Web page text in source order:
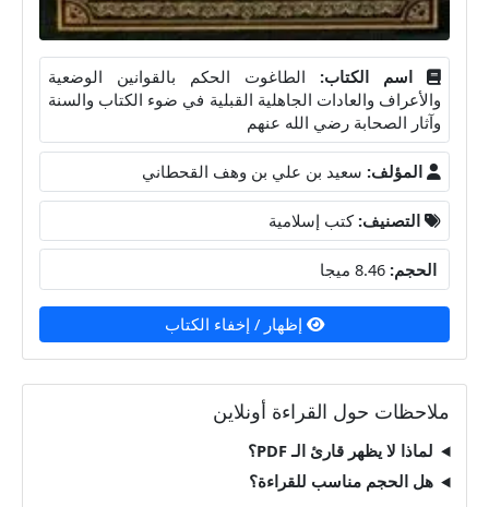
اسم الكتاب: الطاغوت الحكم بالقوانين الوضعية
والأعراف والعادات الجاهلية القبلية في ضوء الكتاب والسنة
وآثار الصحابة رضي الله عنهم
المؤلف: سعيد بن علي بن وهف القحطاني
التصنيف: كتب إسلامية
الحجم:
إظهار / إخفاء الكتاب
ملاحظات حول القراءة أونلاين
لماذا لا يظهر قارئ الـ PDF؟
هل الحجم مناسب للقراءة؟